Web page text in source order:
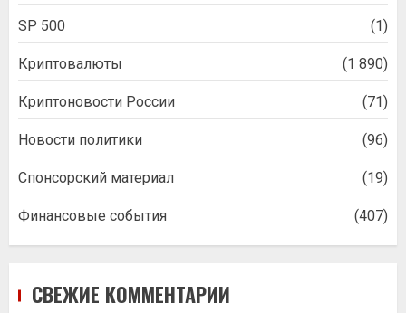
SP 500 (1)
Криптовалюты (1 890)
Криптоновости России (71)
Новости политики (96)
Спонсорский материал (19)
Финансовые события (407)
СВЕЖИЕ КОММЕНТАРИИ